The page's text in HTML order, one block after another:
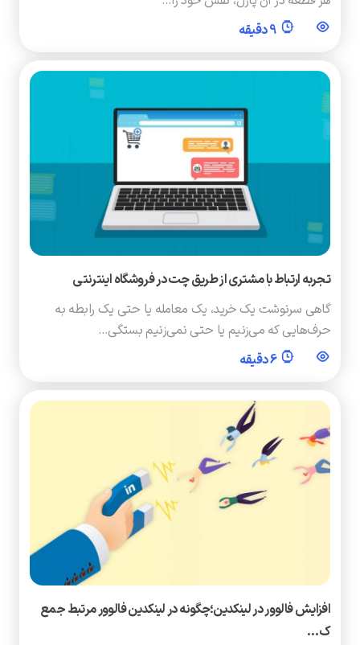
9 دقیقه
تجربه ارتباط با مشتری از طریق چت در فروشگاه اینترنتی
گاهی سرنوشت یک خرید، یک معامله یا حتی یک رابطه به
حرف‌هایی که می‌زنیم یا حتی نمی‌زنیم بستگی…
6 دقیقه
افزایش فالوور در لینکدین؛چگونه در لینکدین فالوور مرتبط جمع
ک…